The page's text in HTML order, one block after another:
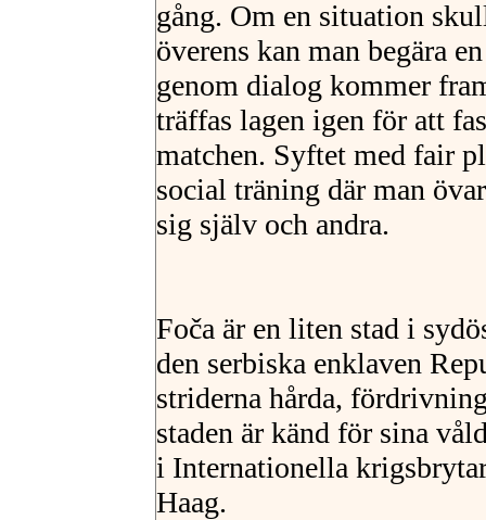
gång. Om en situation
överens kan man begära
genom dialog kommer
träffas lagen igen för att
matchen. Syftet med fair
social träning där man
sig själv och andra.
Foča är en liten stad i
den serbiska enklaven
striderna hårda,
staden är känd för sina
i Internationella
Haag.